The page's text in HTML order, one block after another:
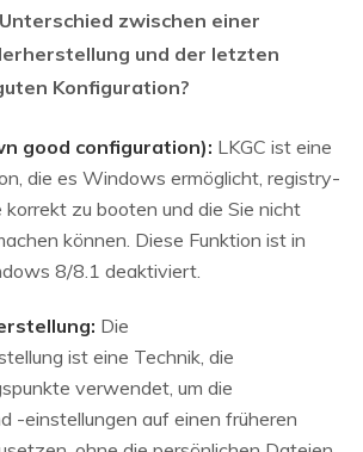
zwischen einer
und der letzten
Konfiguration?
good configuration): LKGC ist eine
die es Windows ermöglicht, registry-
zu booten und die Sie nicht
können. Diese Funktion ist in
8/8.1 deaktiviert.
Die
ist eine Technik, die
verwendet, um die
-einstellungen auf einen früheren